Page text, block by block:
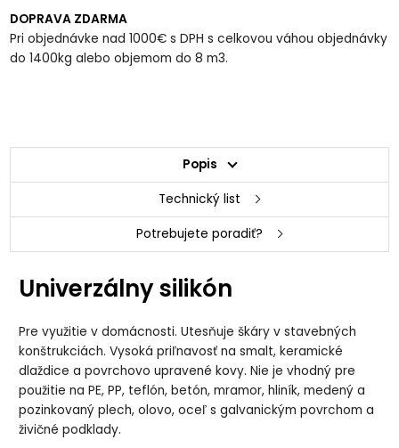
DOPRAVA ZDARMA
Pri objednávke nad 1000€ s DPH s celkovou váhou objednávky
do 1400kg alebo objemom do 8 m3.
Popis
Technický list
Potrebujete poradiť?
Univerzálny silikón
Pre využitie v domácnosti. Utesňuje škáry v stavebných
konštrukciách. Vysoká priľnavosť na smalt, keramické
dlaždice a povrchovo upravené kovy. Nie je vhodný pre
použitie na PE, PP, teflón, betón, mramor, hliník, medený a
pozinkovaný plech, olovo, oceľ s galvanickým povrchom a
živičné podklady.